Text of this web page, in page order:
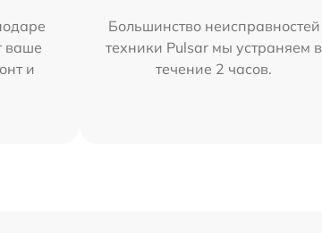
ваше
и
Большинство неисправностей
техники Pulsar мы устраняем в
течение 2 часов.